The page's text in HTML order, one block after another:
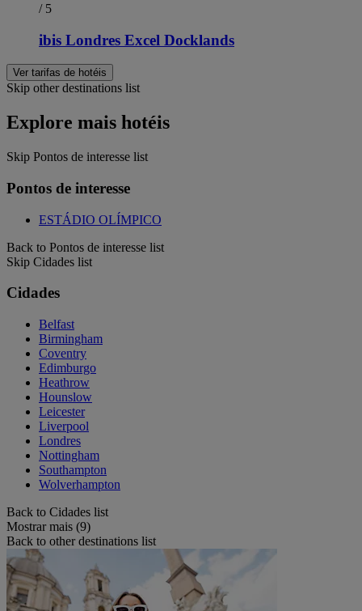
/ 5
ibis Londres Excel Docklands
Ver tarifas de hotéis
Skip other destinations list
Explore mais hotéis
Skip Pontos de interesse list
Pontos de interesse
ESTÁDIO OLÍMPICO
Back to Pontos de interesse list
Skip Cidades list
Cidades
Belfast
Birmingham
Coventry
Edimburgo
Heathrow
Hounslow
Leicester
Liverpool
Londres
Nottingham
Southampton
Wolverhampton
Back to Cidades list
Mostrar mais (9)
Back to other destinations list